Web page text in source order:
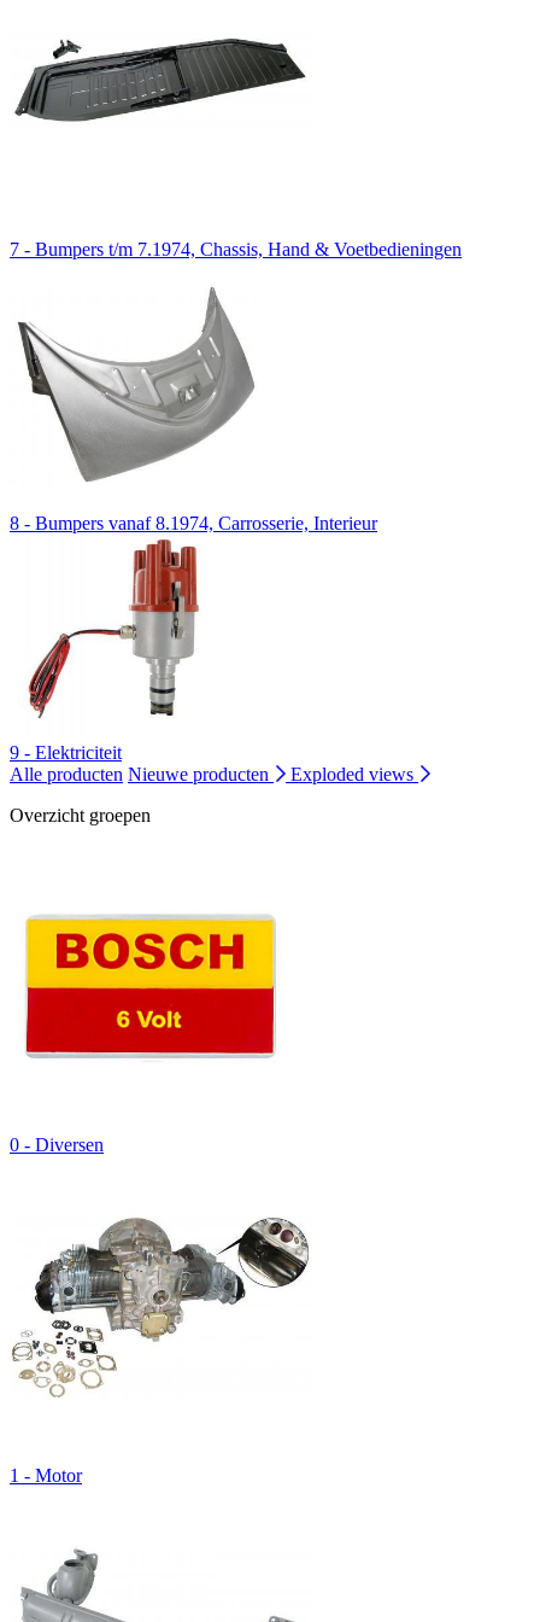
7 - Bumpers t/m 7.1974, Chassis, Hand & Voetbedieningen
8 - Bumpers vanaf 8.1974, Carrosserie, Interieur
9 - Elektriciteit
Alle producten Nieuwe producten
Exploded views
Overzicht groepen
0 - Diversen
1 - Motor